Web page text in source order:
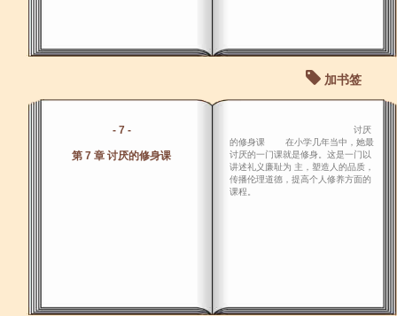
加书签
- 7 -
第 7 章 讨厌的修身课
讨厌
的修身课 在小学几年当中，她最
讨厌的一门课就是修身。这是一门以
讲述礼义廉耻为 主，塑造人的品质，
传播伦理道德，提高个人修养方面的
课程。